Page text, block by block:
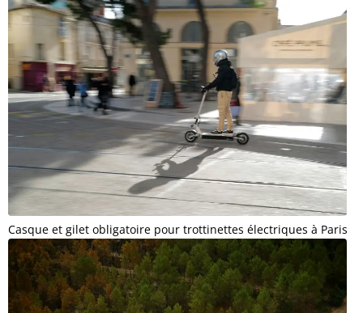
Casque et gilet obligatoire pour trottinettes électriques à Paris